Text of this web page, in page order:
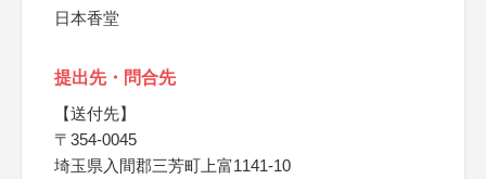
日本香堂
提出先・問合先
【送付先】
〒354‐0045
埼玉県入間郡三芳町上富1141‐10